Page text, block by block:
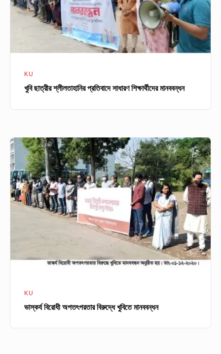
মানববন্ধন
KU
খুবি ছাত্রীর শ্লীলতাহানির প্রতিবাদে সাধারণ শিক্ষার্থীদের মানববন্ধন
ভাস্কর্য
বিরোধী
অপতৎপরতার
বিরুদ্ধে
খুবিতে
KU
ভাস্কর্য বিরোধী অপতৎপরতার বিরুদ্ধে খুবিতে মানববন্ধন